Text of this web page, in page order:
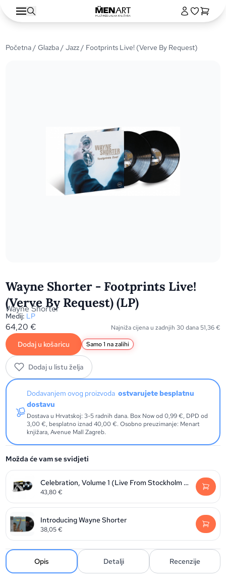
Početna/Glazba/Jazz/ Footprints Live! (Verve By Request)
Wayne Shorter - Footprints Live!
(Verve By Request) (LP)
Wayne Shorter
Medij: LP
64,20€ Najniža cijena u zadnjih 30 dana 51,36€
Dodaj u košaricu Samo 1 na zalihi
Dodaj u listu želja
Dodavanjem ovog proizvodaostvarujete besplatnu
dostavu
Dostava u Hrvatskoj: 3-5 radnih dana. Box Now od 0,99 €, DPD od
3,00 €, besplatno iznad 40,00 €. Osobno preuzimanje: Menart
knjižara, Avenue Mall Zagreb.
Možda će vam se svidjeti
Celebration, Volume 1 (Live From Stockholm 2014)
43,80€
Introducing Wayne Shorter
38,05€
Opis Detalji Recenzije